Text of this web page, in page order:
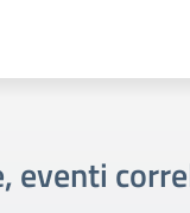
eventi